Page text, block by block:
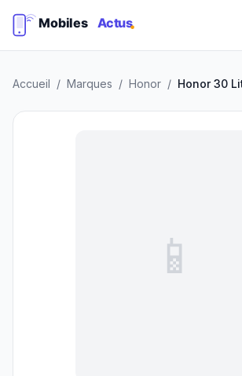
Accueil / Marques / Honor / Honor 30
📱